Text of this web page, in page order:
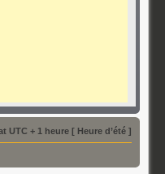
UTC + 1 heure [ Heure d’été ]